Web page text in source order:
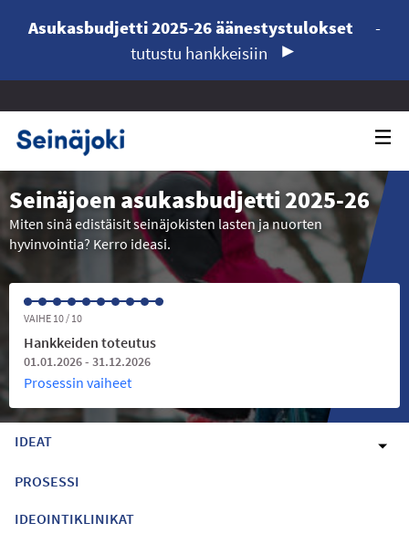
Asukasbudjetti 2025-26 äänestystulokset
-
tutustu hankkeisiin
Seinäjoen asukasbudjetti 2025-26
Miten sinä edistäisit seinäjokisten lasten ja nuorten
hyvinvointia? Kerro ideasi.
VAIHE 10 / 10
Hankkeiden toteutus
01.01.2026 - 31.12.2026
Prosessin vaiheet
IDEAT
PROSESSI
IDEOINTIKLINIKAT